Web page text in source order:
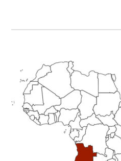
Primary
Sidebar